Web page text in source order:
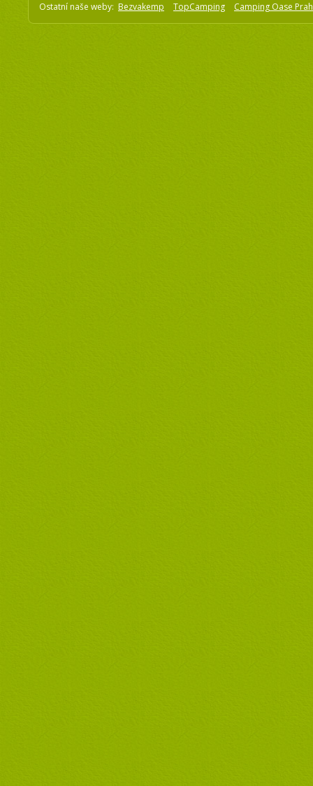
Ostatní naše weby: Bezvakemp TopCamping Camping Oase